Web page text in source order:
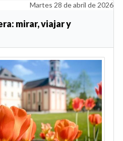
Martes 28 de abril de 2026
mirar, viajar y